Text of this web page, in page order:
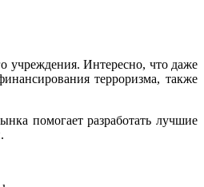
учреждения. Интересно, что даже
терроризма, также
помогает разработать лучшие